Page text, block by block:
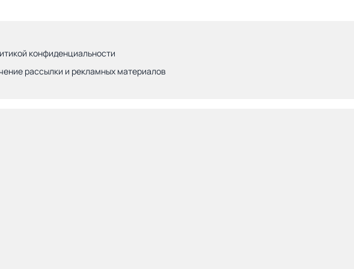
конфиденциальности
рассылки и рекламных материалов